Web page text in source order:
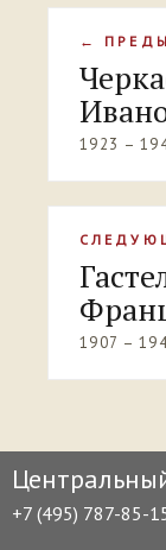
←
1923 –
1907 –
+7 (495) 787-85-